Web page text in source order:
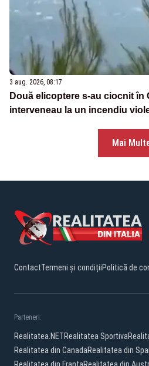
3 aug. 2026, 08:17
Două elicoptere s-au ciocnit în
interveneau la un incendiu
Mai
ContactTermeni și condițiiPolitică de
Parteneri:
Realitatea.NETRealitatea Sportiva
Realitatea din CanadaRealitatea din